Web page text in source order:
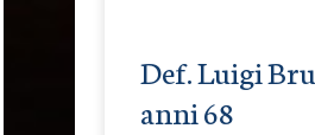
Def. Luigi
anni 68